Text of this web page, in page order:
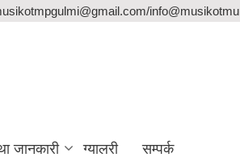
जानकारी ग्यालरी सम्पर्क